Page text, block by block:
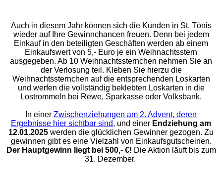
Auch in diesem Jahr können sich die Kunden in St. Tönis
wieder auf Ihre Gewinnchancen freuen. Denn bei jedem
Einkauf in den beteiligten Geschäften werden ab einem
Einkaufswert von 5,- Euro je ein Weihnachtsstern
ausgegeben. Ab 10 Weihnachtssternchen nehmen Sie an
der Verlosung teil. Kleben Sie hierzu die
Weihnachtssternchen auf die entsprechenden Loskarten
und werfen die vollständig beklebten Loskarten in die
Lostrommeln bei Rewe, Sparkasse oder Volksbank.
In einer Zwischenziehungen am 2. Advent, deren
Ergebnisse hier sichtbar sind, und einer Endziehung am
12.01.2025 werden die glücklichen Gewinner gezogen. Zu
gewinnen gibt es eine Vielzahl von Einkaufsgutscheinen.
Der Hauptgewinn liegt bei 500,- €! Die Aktion läuft bis zum
31. Dezember.